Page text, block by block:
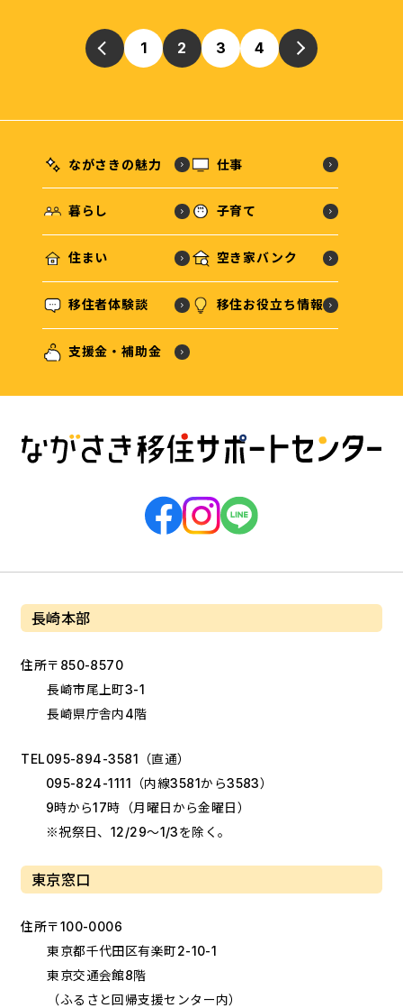
1 2 3 4
ながさきの魅力 仕事
暮らし 子育て
住まい 空き家バンク
移住者体験談 移住お役立ち情報
支援金・補助金
長崎本部
住所〒850-8570
長崎市尾上町3-1
長崎県庁舎内4階
TEL095-894-3581
（直通）
095-824-1111
（内線3581から3583）
9時から17時（月曜日から金曜日）
※祝祭日、12/29～1/3を除く。
東京窓口
住所〒100-0006
東京都千代田区有楽町2-10-1
東京交通会館8階
（ふるさと回帰支援センター内）